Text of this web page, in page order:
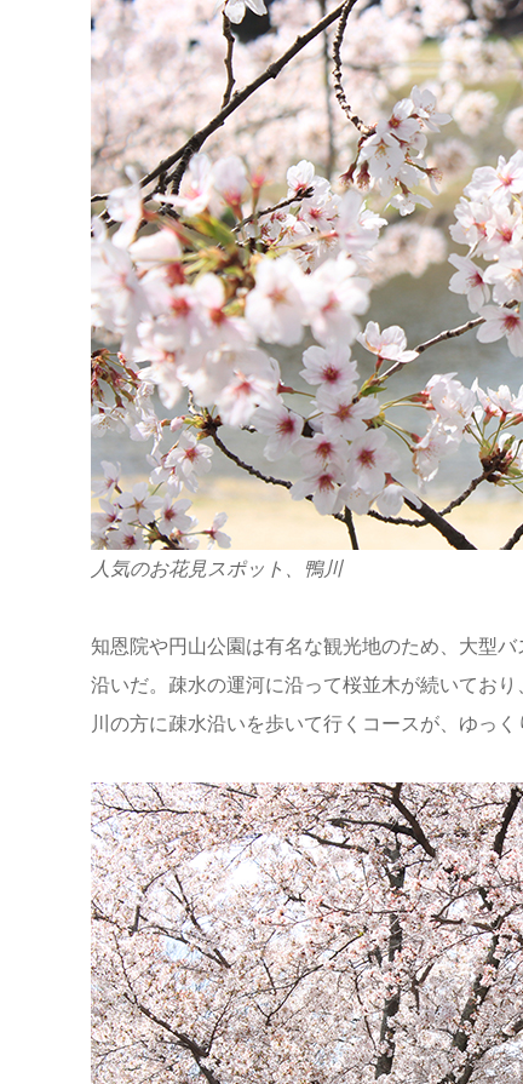
人気のお花見スポット、鴨川
知恩院や円山公園は有名な観光地のため、大型
沿いだ。疎水の運河に沿って桜並木が続いてお
川の方に疎水沿いを歩いて行くコースが、ゆっく